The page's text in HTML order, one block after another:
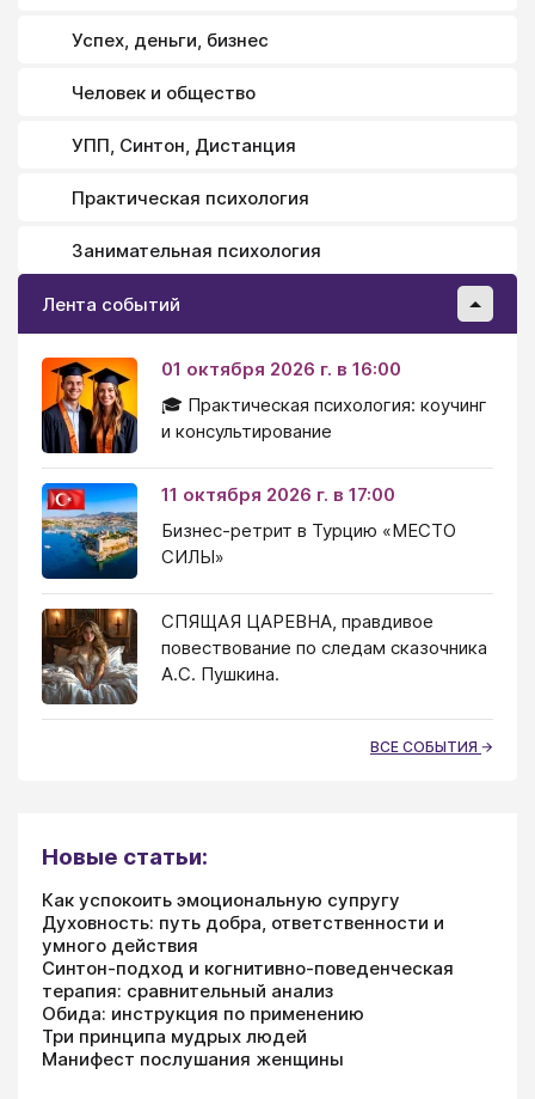
Успех, деньги, бизнес
Человек и общество
УПП, Синтон, Дистанция
Практическая психология
Занимательная психология
Лента событий
01 октября 2026 г. в 16:00
🎓 Практическая психология: коучинг
и консультирование
11 октября 2026 г. в 17:00
Бизнес-ретрит в Турцию «МЕСТО
СИЛЫ»
СПЯЩАЯ ЦАРЕВНА, правдивое
повествование по следам сказочника
А.С. Пушкина.
ВСЕ СОБЫТИЯ
Новые статьи:
Как успокоить эмоциональную супругу
Духовность: путь добра, ответственности и
умного действия
Синтон-подход и когнитивно-поведенческая
терапия: сравнительный анализ
Обида: инструкция по применению
Три принципа мудрых людей
Манифест послушания женщины